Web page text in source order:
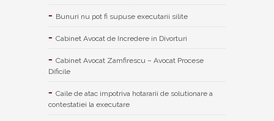
Bunuri nu pot fi supuse executarii silite
Cabinet Avocat de Incredere in Divorturi
Cabinet Avocat Zamfirescu – Avocat Procese
Dificile
Caile de atac impotriva hotararii de solutionare a
contestatiei la executare